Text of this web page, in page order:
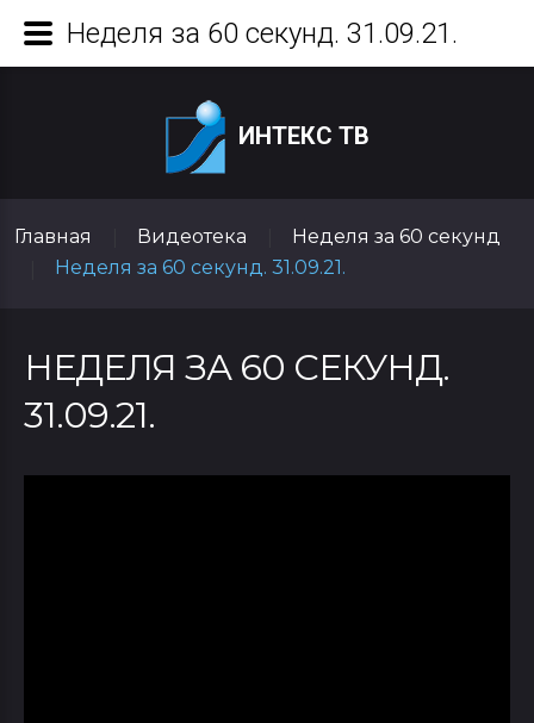
ИНТЕКС ТВ
Главная Видеотека
Неделя за 60 секунд
Неделя за 60 секунд. 31.09.21.
НЕДЕЛЯ ЗА 60 СЕКУНД.
31.09.21.
Неделя за 60 секунд. 31.09.21.